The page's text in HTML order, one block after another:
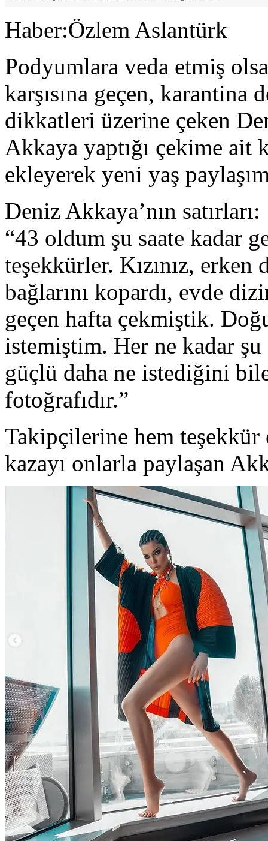
Haber:Özlem Aslantürk
Podyumlara veda etmiş
karşısına geçen, karantina
dikkatleri üzerine çeken
Akkaya yaptığı çekime ait
ekleyerek yeni yaş
Deniz Akkaya’nın satırları:
“43 oldum şu saate kadar
teşekkürler. Kızınız,
bağlarını kopardı, evde
geçen hafta çekmiştik.
istemiştim. Her ne kadar
güçlü daha ne istediğini
fotoğrafıdır.”
Takipçilerine hem teşekkür
kazayı onlarla paylaşan